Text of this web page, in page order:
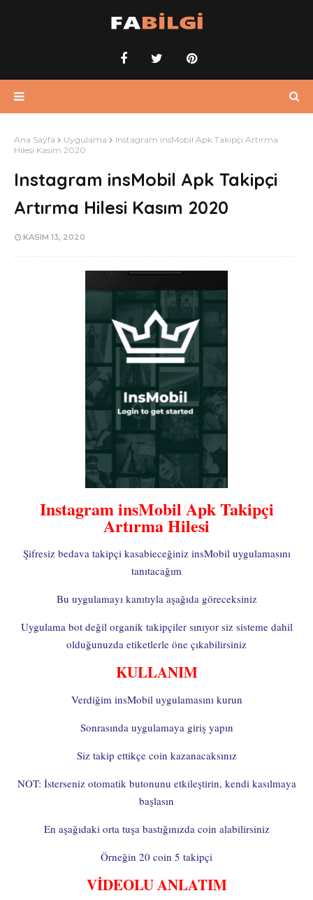
Ana Sayfa Uygulama
Instagram insMobil Apk Takipçi Artırma
Hilesi Kasım 2020
Instagram insMobil Apk Takipçi
Artırma Hilesi Kasım 2020
KASIM 13, 2020
Instagram insMobil Apk Takipçi
Artırma Hilesi
Şifresiz bedava takipçi kasabieceğiniz insMobil uygulamasını
tanıtacağım
Bu uygulamayı kanıtıyla aşağıda göreceksiniz
Uygulama bot değil organik takipçiler sınıyor siz sisteme dahil
olduğunuzda etiketlerle öne çıkabilirsiniz
KULLANIM
Verdiğim insMobil uygulamasını kurun
Sonrasında uygulamaya giriş yapın
Siz takip ettikçe coin kazanacaksınız
NOT: İsterseniz otomatik butonunu etkileştirin, kendi kasılmaya
başlasın
En aşağıdaki orta tuşa bastığınızda coin alabilirsiniz
Örneğin 20 coin 5 takipçi
VİDEOLU ANLATIM